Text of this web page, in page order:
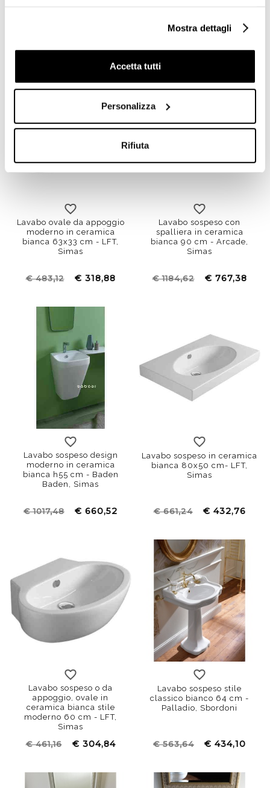
Mostra dettagli
Accetta tutti
Personalizza
Rifiuta
sospeso Evolution Simas
Evo15 53x45 cm
Lavabo ovale da appoggio
moderno in ceramica
bianca 63x33 cm - LFT,
Simas
€ 483,12 € 318,88
Lavabo sospeso con
spalliera in ceramica
bianca 90 cm - Arcade,
Simas
€ 1184,62 € 767,38
Lavabo sospeso design
moderno in ceramica
bianca h55 cm - Baden
Baden, Simas
€ 1017,48 € 660,52
Lavabo sospeso in ceramica
bianca 80x50 cm- LFT,
Simas
€ 661,24 € 432,76
Lavabo sospeso o da
appoggio, ovale in
ceramica bianca stile
moderno 60 cm - LFT,
Simas
€ 461,16 € 304,84
Lavabo sospeso stile
classico bianco 64 cm -
Palladio, Sbordoni
€ 563,64 € 434,10